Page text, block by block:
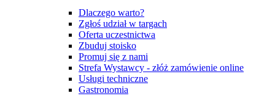
Dlaczego warto?
Zgłoś udział w targach
Oferta uczestnictwa
Zbuduj stoisko
Promuj się z nami
Strefa Wystawcy - złóż zamówienie online
Usługi techniczne
Gastronomia